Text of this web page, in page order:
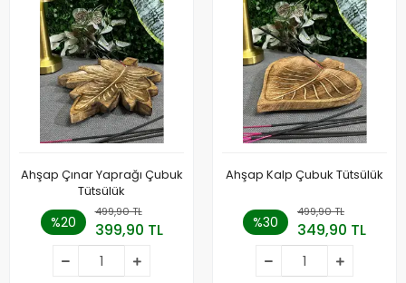
Ahşap Çınar Yaprağı Çubuk
Tütsülük
%20
499,90 TL
399,90 TL
Ahşap Kalp Çubuk Tütsülük
%30
499,90 TL
349,90 TL